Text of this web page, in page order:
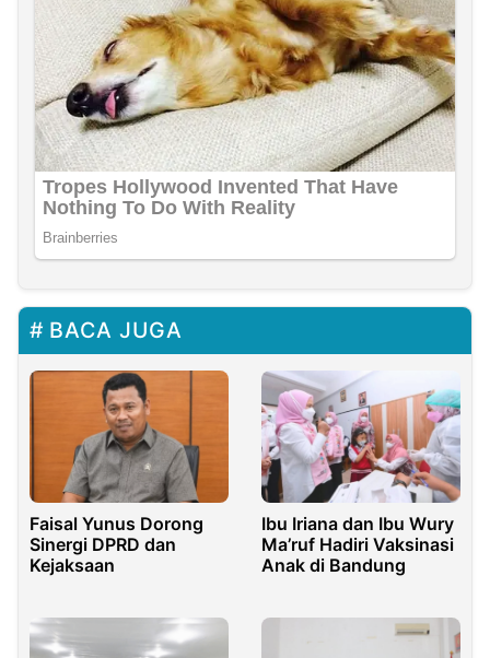
BACA JUGA
Faisal Yunus Dorong
Sinergi DPRD dan
Kejaksaan
Ibu Iriana dan Ibu Wury
Ma’ruf Hadiri Vaksinasi
Anak di Bandung